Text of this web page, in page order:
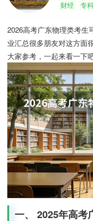
财经
专
2026高考广东物理类考生
业汇总很多朋友对这方面
大家参考，一起来看一下
一、 2025年高考